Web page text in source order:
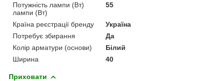
Потужність лампи (Вт)
лампи (Вт)
55
Країна реєстрації бренду
Україна
Потребує збирання
Да
Колір арматури (основи)
Білий
Ширина
40
Приховати